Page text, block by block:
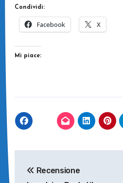
Condividi:
Facebook X
Mi piace:
articoli
Recensione